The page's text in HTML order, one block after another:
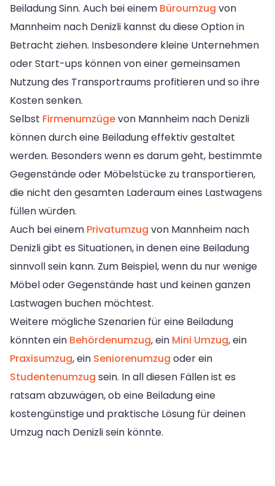
Beiladung Sinn. Auch bei einem Büroumzug von
Mannheim nach Denizli kannst du diese Option in
Betracht ziehen. Insbesondere kleine Unternehmen
oder Start-ups können von einer gemeinsamen
Nutzung des Transportraums profitieren und so ihre
Kosten senken.
Selbst Firmenumzügevon Mannheim nach Denizli
können durch eine Beiladung effektiv gestaltet
werden. Besonders wenn es darum geht, bestimmte
Gegenstände oder Möbelstücke zu transportieren,
die nicht den gesamten Laderaum eines Lastwagens
füllen würden.
Auch bei einem Privatumzug von Mannheim nach
Denizli gibt es Situationen, in denen eine Beiladung
sinnvoll sein kann. Zum Beispiel, wenn du nur wenige
Möbel oder Gegenstände hast und keinen ganzen
Lastwagen buchen möchtest.
Weitere mögliche Szenarien für eine Beiladung
könnten ein Behördenumzug, ein Mini Umzug, ein
Praxisumzug, ein Seniorenumzug oder ein
Studentenumzug sein. In all diesen Fällen ist es
ratsam abzuwägen, ob eine Beiladung eine
kostengünstige und praktische Lösung für deinen
Umzug nach Denizli sein könnte.